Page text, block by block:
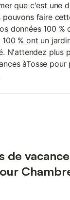
que c'est une
pouvons faire
données 100 %
% ont un
N'attendez plus
àTosse
de